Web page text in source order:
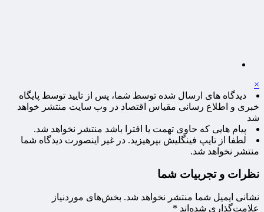
×
دیدگاه های ارسال شده توسط شما، پس از تایید توسط پایگاه
خبری و اطلاع رسانی مقیاس اقتصاد در وب سایت منتشر خواهد
شد
پیام هایی که حاوی تهمت یا افترا باشد منتشر نخواهد شد.
لطفا از تایپ فینگلیش بپرهیزید. در غیر اینصورت دیدگاه شما
منتشر نخواهد شد.
نظرات و تجربیات شما
نشانی ایمیل شما منتشر نخواهد شد. بخش‌های موردنیاز
علامت‌گذاری شده‌اند *